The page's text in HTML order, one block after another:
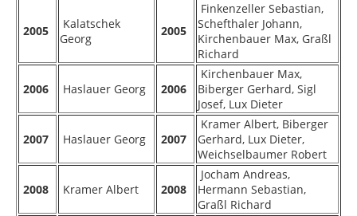
2005
Kalatschek
Georg
2005
Finkenzeller Sebastian,
Schefthaler Johann,
Kirchenbauer Max, Graßl
Richard
2006 Haslauer Georg 2006
Kirchenbauer Max,
Biberger Gerhard, Sigl
Josef, Lux Dieter
2007 Haslauer Georg 2007
Kramer Albert, Biberger
Gerhard, Lux Dieter,
Weichselbaumer Robert
2008 Kramer Albert 2008
Jocham Andreas,
Hermann Sebastian,
Graßl Richard